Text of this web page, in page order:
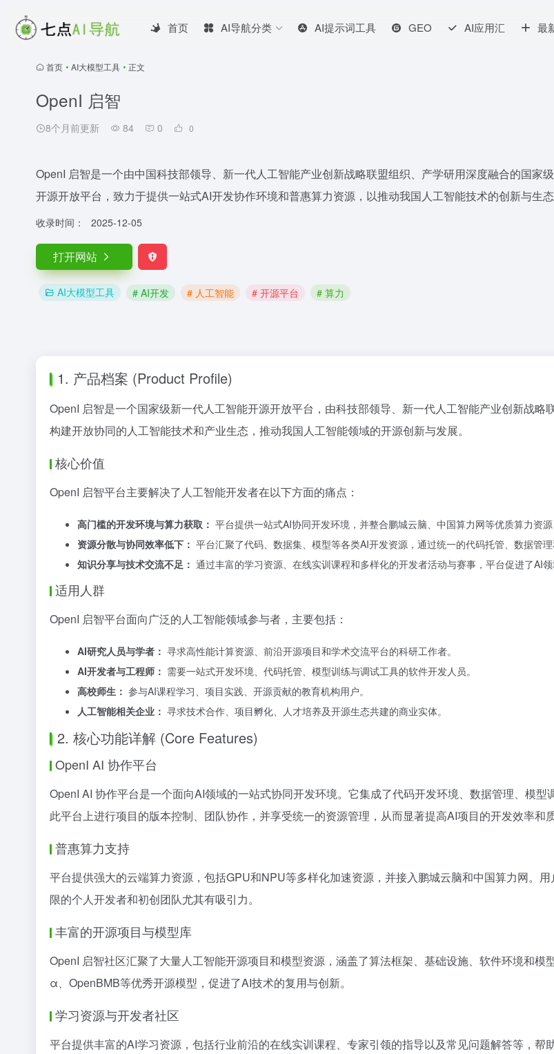
首页 AI导航分类 AI提示词工具 GEO AI应用汇 最
首页 • AI大模型工具 • 正文
OpenI 启智
8个月前更新 84 0 0
OpenI 启智是一个由中国科技部领导、新一代人工智能产业创新战略联盟组织、产学研用深度融合的国家
开源开放平台，致力于提供一站式AI开发协作环境和普惠算力资源，以推动我国人工智能技术的创新与生态
收录时间： 2025-12-05
打开网站
AI大模型工具 # AI开发 # 人工智能 # 开源平台 # 算力
1. 产品档案 (Product Profile)
OpenI 启智是一个国家级新一代人工智能开源开放平台，由科技部领导、新一代人工智能产业创新战
构建开放协同的人工智能技术和产业生态，推动我国人工智能领域的开源创新与发展。
核心价值
OpenI 启智平台主要解决了人工智能开发者在以下方面的痛点：
高门槛的开发环境与算力获取： 平台提供一站式AI协同开发环境，并整合鹏城云脑、中国算力网等优质算力资
资源分散与协同效率低下： 平台汇聚了代码、数据集、模型等各类AI开发资源，通过统一的代码托管、数据管
知识分享与技术交流不足： 通过丰富的学习资源、在线实训课程和多样化的开发者活动与赛事，平台促进了AI
适用人群
OpenI 启智平台面向广泛的人工智能领域参与者，主要包括：
AI研究人员与学者： 寻求高性能计算资源、前沿开源项目和学术交流平台的科研工作者。
AI开发者与工程师： 需要一站式开发环境、代码托管、模型训练与调试工具的软件开发人员。
高校师生： 参与AI课程学习、项目实践、开源贡献的教育机构用户。
人工智能相关企业： 寻求技术合作、项目孵化、人才培养及开源生态共建的商业实体。
2. 核心功能详解 (Core Features)
OpenI AI 协作平台
OpenI AI 协作平台是一个面向AI领域的一站式协同开发环境。它集成了代码开发环境、数据管理、模
此平台上进行项目的版本控制、团队协作，并享受统一的资源管理，从而显著提高AI项目的开发效率和质
普惠算力支持
平台提供强大的云端算力资源，包括GPU和NPU等多样化加速资源，并接入鹏城云脑和中国算力网。
限的个人开发者和初创团队尤其有吸引力。
丰富的开源项目与模型库
OpenI 启智社区汇聚了大量人工智能开源项目和模型资源，涵盖了算法框架、基础设施、软件环境和
α、OpenBMB等优秀开源模型，促进了AI技术的复用与创新。
学习资源与开发者社区
平台提供丰富的AI学习资源，包括行业前沿的在线实训课程、专家引领的指导以及常见问题解答等，帮